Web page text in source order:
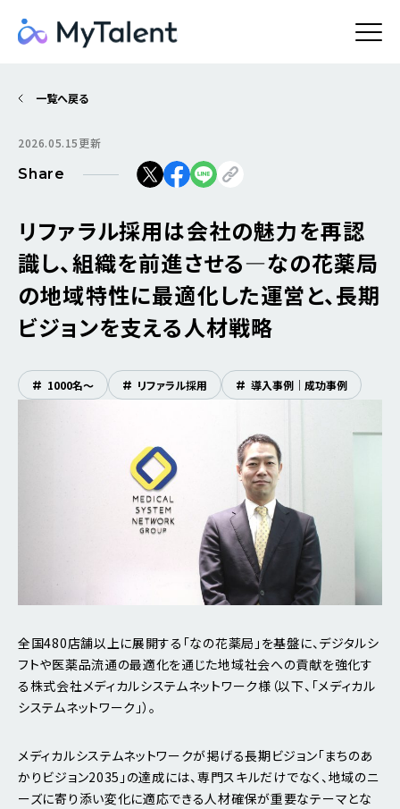
一覧へ戻る
2026.05.15更新
Share
リファラル採用は会社の魅力を再認
識し、組織を前進させる―なの花薬局
の地域特性に最適化した運営と、長期
ビジョンを支える人材戦略
# 1000名〜 # リファラル採用 # 導入事例｜成功事例
全国480店舗以上に展開する「なの花薬局」を基盤に、デジタルシ
フトや医薬品流通の最適化を通じた地域社会への貢献を強化す
る株式会社メディカルシステムネットワーク様（以下、「メディカル
システムネットワーク」）。
メディカルシステムネットワークが掲げる長期ビジョン「まちのあ
かりビジョン2035」の達成には、専門スキルだけでなく、地域のニ
ーズに寄り添い変化に適応できる人材確保が重要なテーマとな